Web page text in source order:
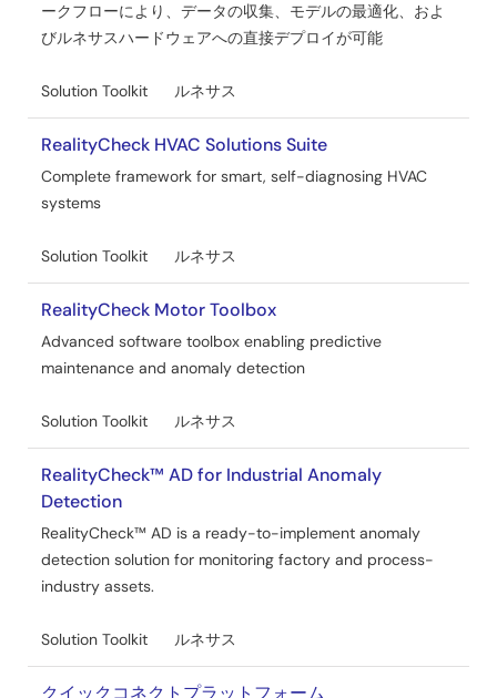
ークフローにより、データの収集、モデルの最適化、およ
びルネサスハードウェアへの直接デプロイが可能
Solution Toolkit ルネサス
RealityCheck HVAC Solutions Suite
Complete framework for smart, self-diagnosing HVAC
systems
Solution Toolkit ルネサス
RealityCheck Motor Toolbox
Advanced software toolbox enabling predictive
maintenance and anomaly detection
Solution Toolkit ルネサス
RealityCheck™ AD for Industrial Anomaly
Detection
RealityCheck™ AD is a ready-to-implement anomaly
detection solution for monitoring factory and process-
industry assets.
Solution Toolkit ルネサス
クイックコネクトプラットフォーム